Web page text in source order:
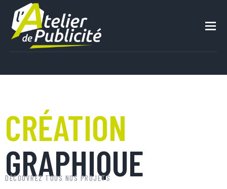
ACCUEIL
CONTACT
CRÉATION
GRAPHIQUE
DÉCOUVREZ TOUS NOS PROJETS